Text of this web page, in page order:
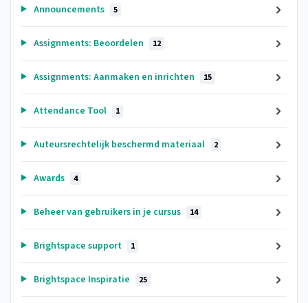
Announcements 5
Assignments: Beoordelen 12
Assignments: Aanmaken en inrichten 15
Attendance Tool 1
Auteursrechtelijk beschermd materiaal 2
Awards 4
Beheer van gebruikers in je cursus 14
Brightspace support 1
Brightspace Inspiratie 25